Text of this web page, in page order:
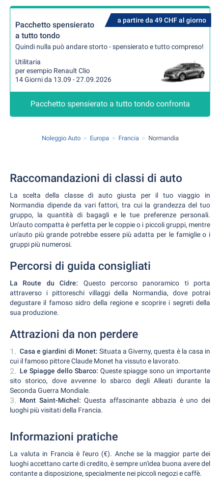
a partire da 49 CHF al giorno
Pacchetto spensierato
a tutto tondo
Quindi nulla può andare storto - spensierato e tutto compreso!
Utilitaria
per esempio Renault Clio
14 Giorni da 13.09 - 27.09.2026
Pacchetto spensierato a tutto tondo confronta
Noleggio Auto Europa Francia Normandia
Raccomandazioni di classi di auto
La scelta della classe di auto giusta per il tuo viaggio in
Normandia dipende da vari fattori, tra cui la grandezza del tuo
gruppo, la quantità di bagagli e le tue preferenze personali.
Un'auto compatta è perfetta per le coppie o i piccoli gruppi, mentre
un'auto più grande potrebbe essere più adatta per le famiglie o i
gruppi più numerosi.
Percorsi di guida consigliati
La Route du Cidre: Questo percorso panoramico ti porta
attraverso i pittoreschi villaggi della Normandia, dove potrai
degustare il famoso sidro della regione e scoprire i segreti della
sua produzione.
Attrazioni da non perdere
Casa e giardini di Monet: Situata a Giverny, questa è la casa in
cui il famoso pittore Claude Monet ha vissuto e lavorato.
Le Spiagge dello Sbarco: Queste spiagge sono un importante
sito storico, dove avvenne lo sbarco degli Alleati durante la
Seconda Guerra Mondiale.
Mont Saint-Michel: Questa affascinante abbazia è uno dei
luoghi più visitati della Francia.
Informazioni pratiche
La valuta in Francia è l'euro (€). Anche se la maggior parte dei
luoghi accettano carte di credito, è sempre un'idea buona avere del
contante a disposizione, specialmente nei piccoli negozi e caffè.